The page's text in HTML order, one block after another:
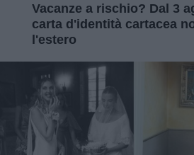
Vacanze a rischio? Dal 3
carta d'identità cartacea
l'estero